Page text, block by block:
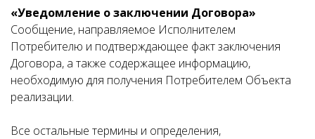
«Уведомление о заключении Договора»
Сообщение, направляемое Исполнителем
Потребителю и подтверждающее факт заключения
Договора, а также содержащее информацию,
необходимую для получения Потребителем Объекта
реализации.
Все остальные термины и определения,